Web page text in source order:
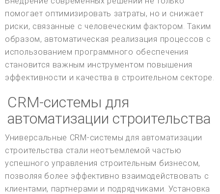
помогает оптимизировать затраты, но и снижает
риски, связанные с человеческим фактором. Таким
образом, автоматическая реализация процессов с
использованием программного обеспечения
становится важным инструментом повышения
эффективности и качества в строительном секторе.
CRM-системы для
автоматизации строительства
Универсальные CRM-системы для автоматизации
строительства стали неотъемлемой частью
успешного управления строительным бизнесом,
позволяя более эффективно взаимодействовать с
клиентами, партнерами и подрядчиками. Установка